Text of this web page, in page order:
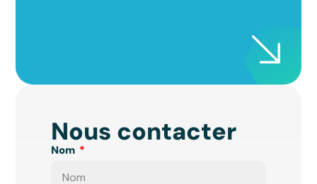
Nous contacter
Nom